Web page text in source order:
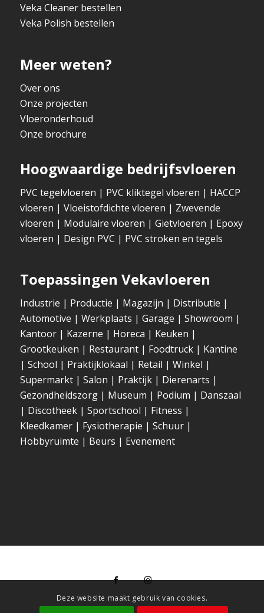
Veka Cleaner bestellen
Veka Polish bestellen
Meer weten?
Over ons
Onze projecten
Vloeronderhoud
Onze brochure
Hoogwaardige bedrijfsvloeren
PVC tegelvloeren | PVC kliktegel vloeren | HACCP
vloeren | Vloeistofdichte vloeren | Zwevende
vloeren | Modulaire vloeren | Gietvloeren | Epoxy
vloeren | Design PVC | PVC stroken en tegels
Toepassingen Vekavloeren
Industrie | Productie | Magazijn | Distributie |
Automotive | Werkplaats | Garage | Showroom |
Kantoor| Kazerne | Horeca | Keuken |
Grootkeuken | Restaurant| Foodtruck| Kantine
| School | Praktijklokaal | Retail | Winkel |
Supermarkt| Salon | Praktijk| Dierenarts |
Gezondheidszorg| Museum | Podium | Danszaal
| Discotheek| Sportschool | Fitness |
Kleedkamer| Fysiotherapie | Schuur|
Hobbyruimte | Beurs | Evenement
Deze website maakt gebruik van cookies.